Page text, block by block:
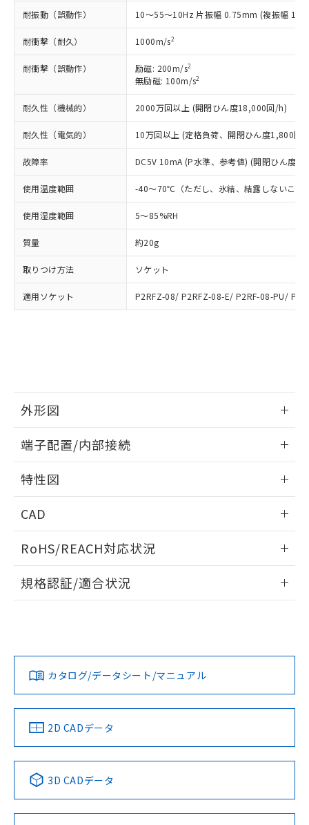
耐振動（誤動作） 10～55～10Hz 片振幅 0.75mm (複振幅
耐衝撃（耐久） 1000m/s2
耐衝撃（誤動作） 励磁: 200m/s2
無励磁: 100m/s2
耐久性（機械的） 2000万回以上 (開閉ひん度18,000回/h)
耐久性（電気的） 10万回以上 (定格負荷、開閉ひん度1,800回/
故障率 DC5V 10mA (P水準、参考値) (開閉ひん度
使用温度範囲 -40～70℃（ただし、氷結、結露しないこと
使用湿度範囲 5～85%RH
質量 約20g
取りつけ方法 ソケット
適用ソケット P2RFZ-08/ P2RFZ-08-E/ P2RF-08-PU/
外形図
外形図
端子配置/内部接続
端子配置/内部接続
特性図
開閉容量
CAD
ドすることができます。
ログイン/会員登録
ダウンロードデータをご利用いただく前に、以下を必ずお読
みください。
ソフトウェアの使用条件
RoHS/REACH対応状況
EU RoHS 注意事項・凡例
対応済み
中国 RoHS 注意事項・凡例
Pb Hg Cd Cr(VI)
規格認証/適合状況
LR型式承認
（イギリス
船舶規格）
DNV型式承認
（ノルウェー
BV型式承認
（フランス
KR型式
（韓国
Yes No No No
この製品の規格認証/適合状況ページへ
その他の認証はこちらのページからご検索ください
カタログ/データシート/マニュアル
2D CADデータ
3D CADデータ
タに基づき作成されるものであり、閲
覧された時点での実際の在庫および標
準価格とは異なる場合があることをご
了承ください。
正式な納期状況および標準価格はお客
様のお取引先、またはお客様担当のオ
ムロン制御機器販売店・当社販売員に
ご相談ください。
点は「
販売ネットワーク
」をご確認
在庫状況および標準価格結果を当社の
事前の承諾なく第三者に漏洩または開
示しないようお願いします。
マイパーツ機能（部品リスト作成サー
ビス）をご利用いただくには、I-Web
メンバーズにご登録されている必要が
あります。
お客様が当ウェブサイト上で当社にご
登録された部品リストについて、当社
および当社の共同利用者が、当社の製
*EU RoHS指令（10物質）：
鉛(Pb) 1000ppm以下、 水銀(Hg) 1000ppm以下、 カド
六価クロム(Cr(Ⅵ)) 1000ppm以下、ポリ臭化ビフェニル
類(PBB) 1000ppm以下、ポリ臭化ジフェニルエーテル類
(PBDE) 1000ppm以下、フタル酸ビス(2-エチルヘキシ
ル) (DEHP)(別名：DOP) 1000ppm以下、フタル酸ブチ
ルベンジル（BBP） 1000ppm以下、フタル酸ジブチル
（DBP） 1000ppm以下、フタル酸ジイソブチル
(DIBP) 1000ppm以下
但し、RoHS指令で産業用監視および制御機器に対する
図的な使用がないことを確認しています。
※2 対応予定月
月が前後することがあります。
※3 非含有証明書ダウンロード
下記の非含有証明書をダウンロードするこ
るもので、過去に遡って非含有を証明する
ものではありません。
また、RoHS指令のフタル酸エステル類４
物質の対応では、対応完了までの期間は出
荷製品に未対応品が混在することから備考
既に当社にて対応品への在庫切替を完了
していることから、特段のことがない限
す。
*中国RoHS10物質の基準値 (GB/T26572)：
Pb(鉛) :1000ppm、 Hg(水銀) : 1000ppm、 Cd(カドミウ
ム) : 100ppm、
Cr(Ⅵ)(六価クロム) : 1000ppm、 PBBs(ポリ臭化ビフェ
ニル類) : 1000ppm、 PBDEs(ポリ臭化ジフェニルエーテ
ル類) : 1000ppm、
DBP(フタル酸ジブチル) : 1000ppm、 DIBP(フタル酸ジ
イソブチル) : 1000ppm、 BBP(フタル酸ブチルベンジ
DEHP(フタル酸ビス(2-エチルヘキシル)) : 1000ppm
※2 環境保護使用期限
「ｅ」：有害物質（10物質）のすべてが基
準値以下であることを示します。
質が外部に漏えいし、環境に深刻な影響を
及ぼさない年数を意味します。
「－」：未確認です。当社販売部門へお問
い合わせください。
国政府の輸出許可(または役務取引許
可)を取得するなどの必要な手続きを
当社は規制貨物を破棄する場合は、完
全に破砕するなど、違法に輸出されな
いよう必要な手段を講じます。
当社は貴社製品を、核兵器、ミサイ
ル、化学兵器、生物兵器またはその他
武器並びにこれらの製造装置等に一切
使用いたしません。
当社は、貴社製品を第三者に販売する
該第三者に通知します。また当社は、
販売先および販売に係わる関係者が違
り引きをいたしません。
記
一定数以上の在庫あり
一定数には満たないが在庫あり
在庫なし(最新の在庫状況につ
いては、お客様のお取引先、ま
機器販売店・当社販売員にご確
認ください)
空
受注生産機種、また在庫状況の
情報を公開していない機種